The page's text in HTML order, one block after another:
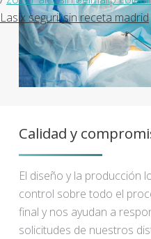
Lasix seguril sin receta madrid
Calidad y
El diseño y la producción
control sobre todo el
final y nos ayudan a
solicitudes de nuestros